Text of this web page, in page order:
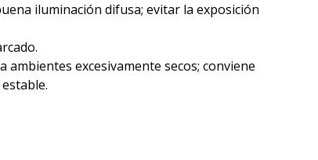
iluminación difusa; evitar la exposición
ambientes excesivamente secos; conviene